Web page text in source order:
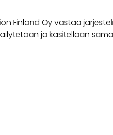
Finland Oy vastaa
ja käsitellään